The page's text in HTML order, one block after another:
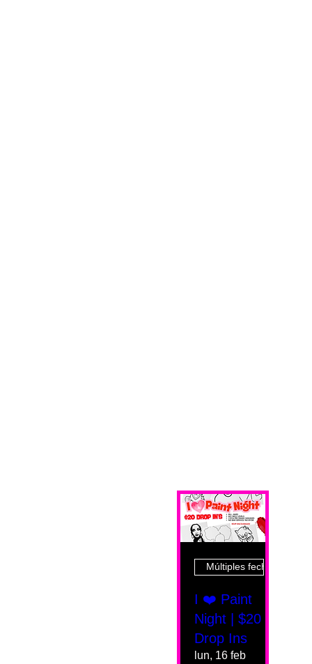
Múltiples fechas
I ❤️ Paint
Night | $20
Drop Ins
lun, 16 feb